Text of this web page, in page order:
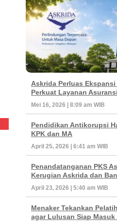
Askrida Perluas
Perkuat Layanan Asuransi
Mei 16, 2026 | 8:09 am WIB
Pendidikan Antikorupsi
KPK dan MA
April 25, 2026 | 6:41 am WIB
Penandatanganan PKS
Kerugian Askrida dan
April 23, 2026 | 5:40 am WIB
Menaker Tekankan
agar Lulusan Siap Masuk